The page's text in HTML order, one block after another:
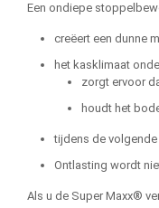
Een ondiepe
creëert een dunne
het kasklimaat
zorgt ervoor
houdt het
tijdens de
Ontlasting wordt
Als u de Super Maxx®